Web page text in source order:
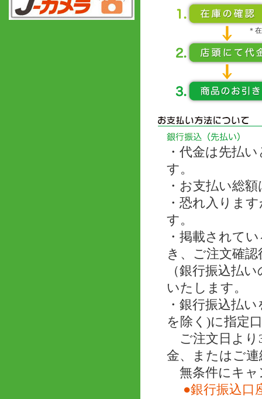
＊
・代金は先払
す。
・お支払い総
・恐れ入りま
す。
・掲載されて
き、ご注文確認
（銀行振込払
いたします。
・銀行振込払
を除く)に指定
ご注文日より
金、またはご
無条件にキャ
●銀行振込口